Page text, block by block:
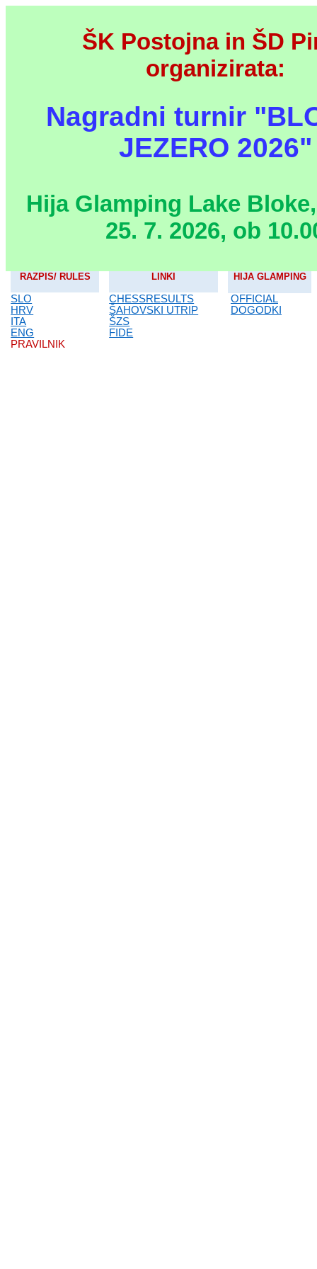
ŠK Postojna in ŠD
organizirata:
Nagradni turnir
JEZERO 2026"
Hija Glamping Lake
25. 7. 2026, ob
RAZPIS/ RULES LINKI HIJA GLAMPING
SLO
HRV
ITA
ENG
PRAVILNIK
CHESSRESULTS
ŠAHOVSKI UTRIP
ŠZS
FIDE
OFFICIAL
DOGODKI